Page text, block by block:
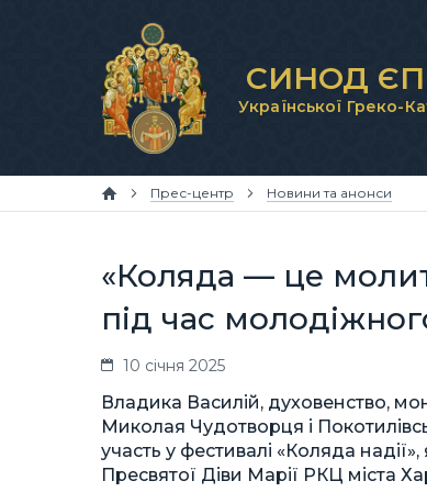
СИНОД
Української Греко-
Прес-центр Новини та анонси
«Коляда — це
під час
10 січня 2025
Владика Василій, духовенство,
Миколая Чудотворця і
участь у фестивалі «Коляда
Пресвятої Діви Марії РКЦ міста